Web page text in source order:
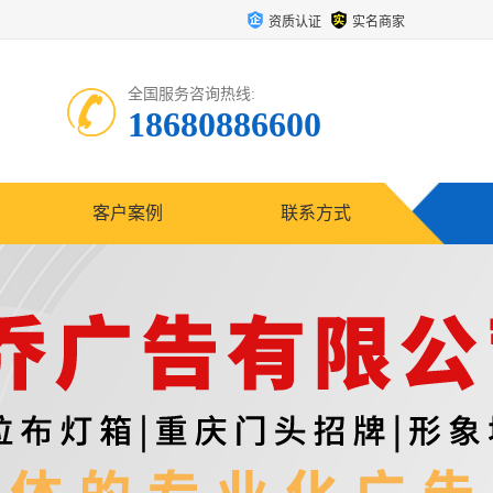
资质认证 实名商家
全国服务咨询热线:
18680886600
客户案例 联系方式